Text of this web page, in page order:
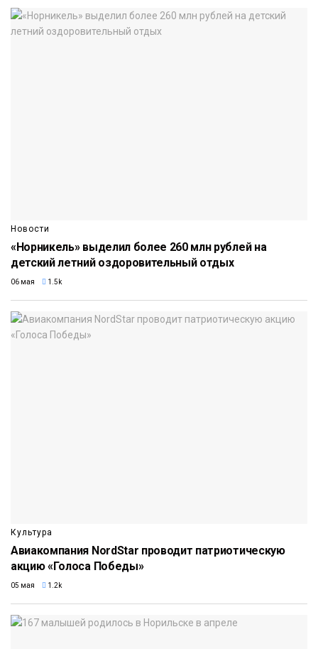
Новости
«Норникель» выделил более 260 млн рублей на
детский летний оздоровительный отдых
06 мая 1.5k
Культура
Авиакомпания NordStar проводит патриотическую
акцию «Голоса Победы»
05 мая 1.2k